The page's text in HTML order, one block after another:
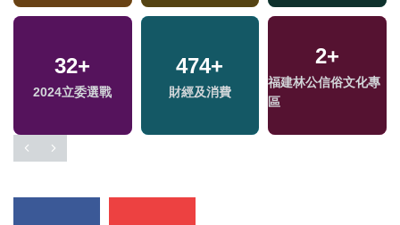
32+
2024立委選戰
474+
財經及消費
2+
福建林公信俗文化專
區
1044
政治
16+
評論
641
文教